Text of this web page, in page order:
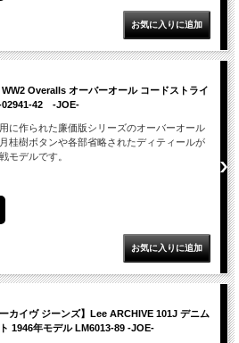
Overalls オーバーオール コードストライ
42 -JOE-
に作られた廉価版シリーズのオーバーオール
桂樹ボタンや各部省略されたディティールが
モデルです。
ーカイヴ ジーンズ】Lee ARCHIVE 101J デニム
1946年モデル LM6013-89 -JOE-